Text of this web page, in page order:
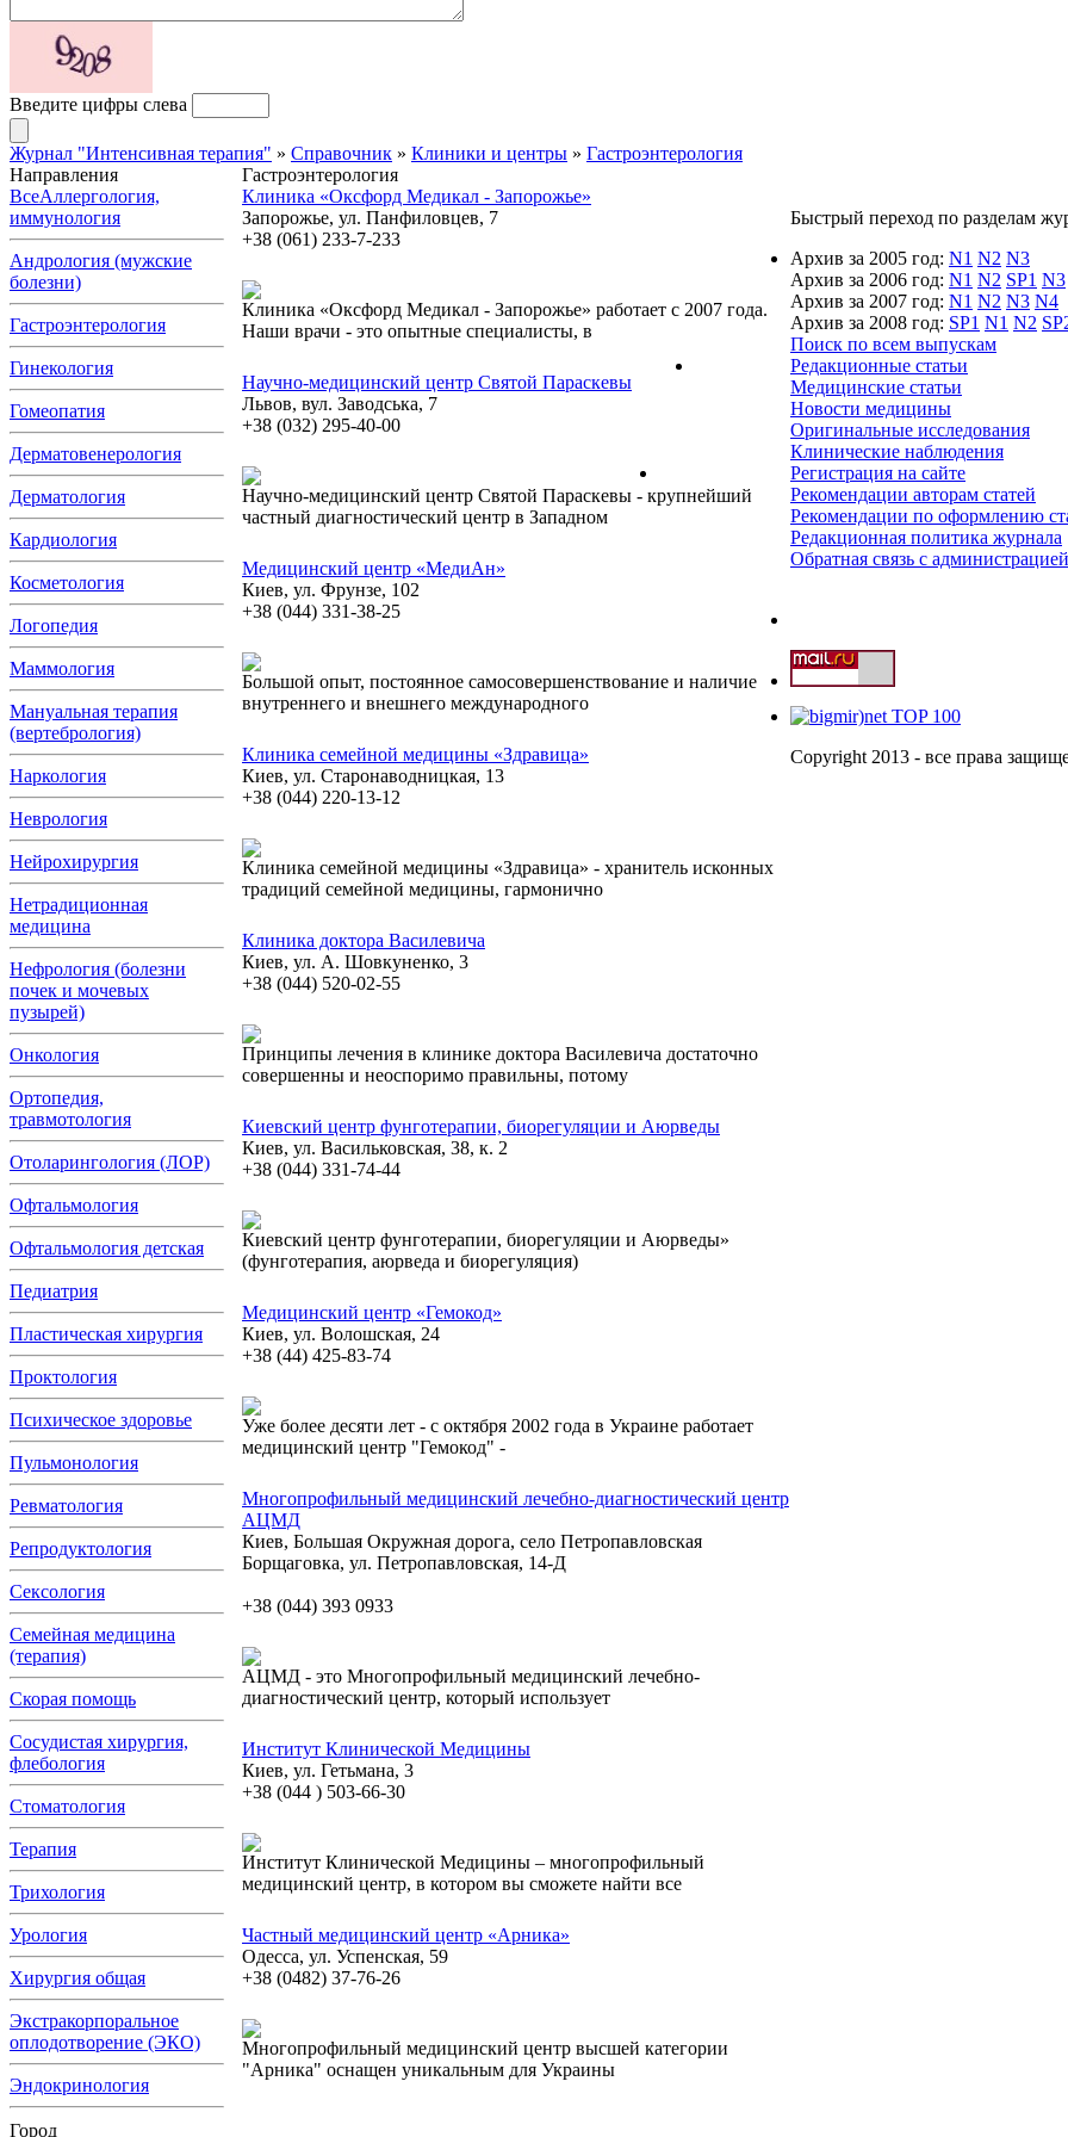
Введите цифры слева
Журнал "Интенсивная терапия" » Справочник » Клиники и центры » Гастроэнтерология
Направления
ВсеАллергология,
иммунология
Андрология (мужские
болезни)
Гастроэнтерология
Гинекология
Гомеопатия
Дерматовенерология
Дерматология
Кардиология
Косметология
Логопедия
Маммология
Мануальная терапия
(вертебрология)
Наркология
Неврология
Нейрохирургия
Нетрадиционная
медицина
Нефрология (болезни
почек и мочевых
пузырей)
Онкология
Ортопедия,
травмотология
Отоларингология (ЛОР)
Офтальмология
Офтальмология детская
Педиатрия
Пластическая хирургия
Проктология
Психическое здоровье
Пульмонология
Ревматология
Репродуктология
Сексология
Семейная медицина
(терапия)
Скорая помощь
Сосудистая хирургия,
флебология
Стоматология
Терапия
Трихология
Урология
Хирургия общая
Экстракорпоральное
оплодотворение (ЭКО)
Эндокринология
Город
Гастроэнтерология
Клиника «Оксфорд Медикал - Запорожье»
Запорожье, ул. Панфиловцев, 7
+38 (061) 233-7-233
Клиника «Оксфорд Медикал - Запорожье» работает с 2007 года.
Наши врачи - это опытные специалисты, в
Научно-медицинский центр Святой Параскевы
Львов, вул. Заводська, 7
+38 (032) 295-40-00
Научно-медицинский центр Святой Параскевы - крупнейший
частный диагностический центр в Западном
Медицинский центр «МедиАн»
Киев, ул. Фрунзе, 102
+38 (044) 331-38-25
Большой опыт, постоянное самосовершенствование и наличие
внутреннего и внешнего международного
Клиника семейной медицины «Здравица»
Киев, ул. Старонаводницкая, 13
+38 (044) 220-13-12
Клиника семейной медицины «Здравица» - хранитель исконных
традиций семейной медицины, гармонично
Клиника доктора Василевича
Киев, ул. А. Шовкуненко, 3
+38 (044) 520-02-55
Принципы лечения в клинике доктора Василевича достаточно
совершенны и неоспоримо правильны, потому
Киевский центр фунготерапии, биорегуляции и Аюрведы
Киев, ул. Васильковская, 38, к. 2
+38 (044) 331-74-44
Киевский центр фунготерапии, биорегуляции и Аюрведы»
(фунготерапия, аюрведа и биорегуляция)
Медицинский центр «Гемокод»
Киев, ул. Волошская, 24
+38 (44) 425-83-74
Уже более десяти лет - с октября 2002 года в Украине работает
медицинский центр "Гемокод" -
Многопрофильный медицинский лечебно-диагностический центр
АЦМД
Киев, Большая Окружная дорога, село Петропавловская
Борщаговка, ул. Петропавловская, 14-Д
+38 (044) 393 0933
АЦМД - это Многопрофильный медицинский лечебно-
диагностический центр, который использует
Институт Клинической Медицины
Киев, ул. Гетьмана, 3
+38 (044 ) 503-66-30
Институт Клинической Медицины – многопрофильный
медицинский центр, в котором вы сможете найти все
Частный медицинский центр «Арника»
Одесса, ул. Успенская, 59
+38 (0482) 37-76-26
Многопрофильный медицинский центр высшей категории
"Арника" оснащен уникальным для Украины
Быстрый переход по разделам
Архив за 2005 год: N1 N2 N3
Архив за 2006 год: N1 N2 SP1 N3
Архив за 2007 год: N1 N2 N3 N4
Архив за 2008 год: SP1 N1 N2
Поиск по всем выпускам
Редакционные статьи
Медицинские статьи
Новости медицины
Оригинальные исследования
Клинические наблюдения
Регистрация на сайте
Рекомендации авторам статей
Рекомендации по оформлению
Редакционная политика журнала
Обратная связь с администрацией
Copyright 2013 - все права